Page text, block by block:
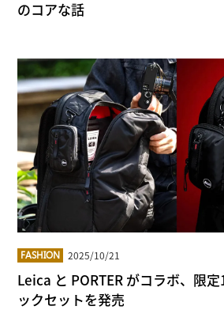
のコアな話
FASHION 2025/10/21
Leica と PORTER がコラボ、限
ックセットを発売